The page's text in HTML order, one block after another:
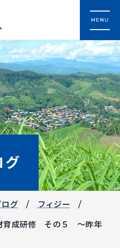
MENU
グ
グ フィジー
育成研修 その５ ～昨年